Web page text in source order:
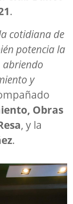
.
cotidiana de
potencia la
abriendo
y
Obras
, y la
.